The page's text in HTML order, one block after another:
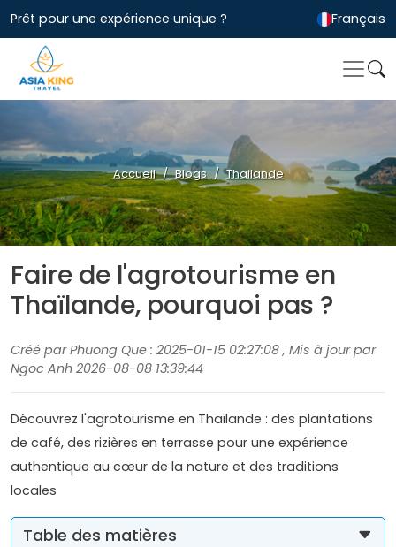
Prêt pour une expérience unique ? Français
Accueil Blogs Thailande
Faire de l'agrotourisme en
Thaïlande, pourquoi pas ?
Créé par Phuong Que : 2025-01-15 02:27:08 , Mis à jour par
Ngoc Anh 2026-08-08 13:39:44
Découvrez l'agrotourisme en Thaïlande : des plantations
de café, des rizières en terrasse pour une expérience
authentique au cœur de la nature et des traditions
locales
Table des matières